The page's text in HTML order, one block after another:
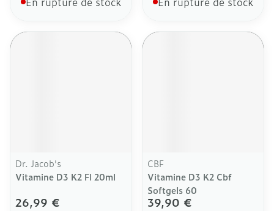
Dr. Jacob's
Vitamine D3 K2 Fl 20ml
26,99 €
CBF
Vitamine D3 K2 Cbf
Softgels 60
39,90 €